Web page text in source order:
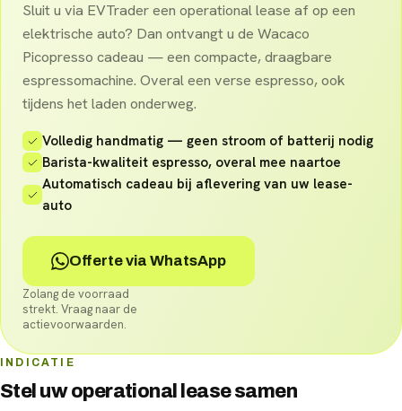
Sluit u via EVTrader een operational lease af op een
elektrische auto? Dan ontvangt u de Wacaco
Picopresso cadeau — een compacte, draagbare
espressomachine. Overal een verse espresso, ook
tijdens het laden onderweg.
Volledig handmatig — geen stroom of batterij nodig
Barista-kwaliteit espresso, overal mee naartoe
Automatisch cadeau bij aflevering van uw lease-
auto
Offerte via WhatsApp
Zolang de voorraad
strekt. Vraag naar de
actievoorwaarden.
INDICATIE
Stel uwoperational leasesamen